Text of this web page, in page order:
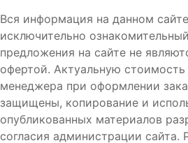
Вся информация на данном
исключительно
предложения на сайте не
офертой. Актуальную стоимость
менеджера при оформлении
защищены, копирование и
опубликованных материалов
согласия администрации сайта.